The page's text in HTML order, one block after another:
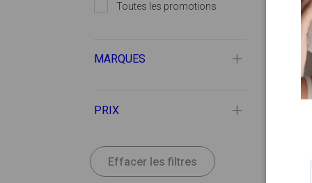
Toutes les promotions
MARQUES
PRIX
Effacer les filtres